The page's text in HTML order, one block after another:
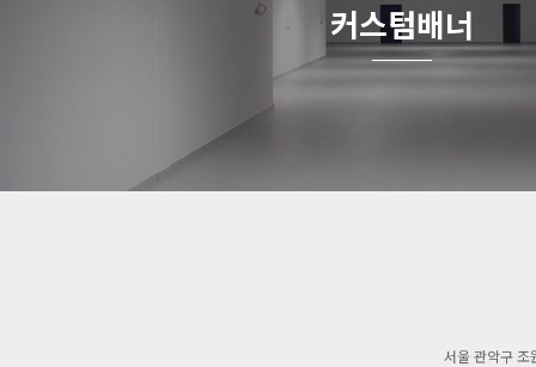
커스텀배너
서울 관악구